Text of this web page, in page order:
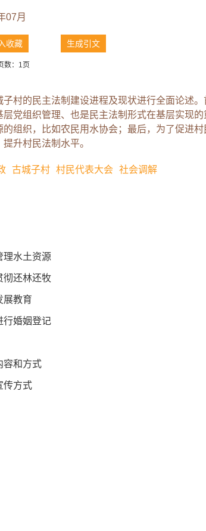
07月
收藏 生成引文
数：1页
子村的民主法制建设进程及现状进行全面论述
层党组织管理、也是民主法制形式在基层实现
的组织，比如农民用水协会；最后，为了促进
升村民法制水平。
古城子村 村民代表大会 社会调解
水土资源
还林还牧
教育
婚姻登记
和方式
方式